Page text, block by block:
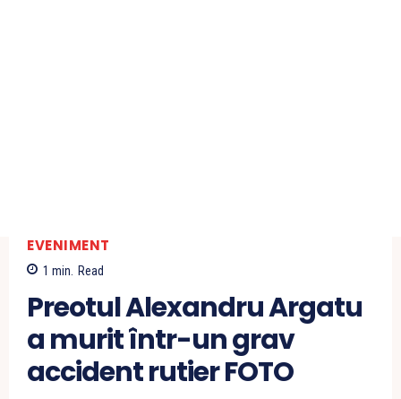
EVENIMENT
1 min. Read
Preotul Alexandru Argatu
a murit într-un grav
accident rutier FOTO